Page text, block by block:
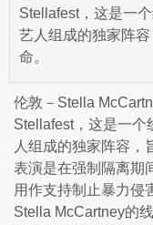
Stellafest，这是一
艺人组成的独家阵
命。
伦敦－Stella
Stellafest，这是一个
人组成的独家阵容，
表演是在强制隔离期
用作支持制止暴力侵
Stella McCartney的